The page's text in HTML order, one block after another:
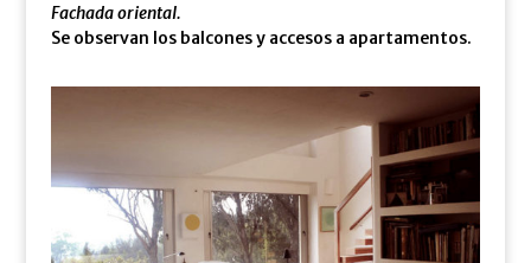
Fachada oriental.
Se observan los balcones y accesos a apartamentos.